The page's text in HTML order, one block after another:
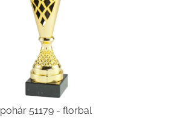
pohár 51179 - florbal